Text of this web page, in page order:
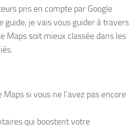
pris en compte par Google
guide, je vais vous guider à travers
Maps soit mieux classée dans les
si vous ne l’avez pas encore
qui boostent votre